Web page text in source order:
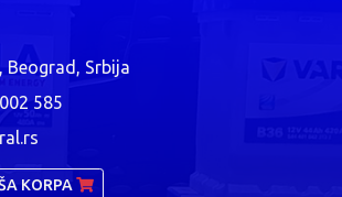
Beograd, Srbija
585
KORPA